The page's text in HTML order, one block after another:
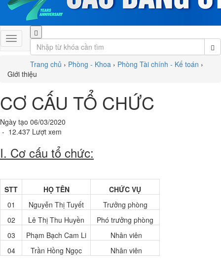
Trang chủ › Phòng - Khoa › Phòng Tài chính - Kế toán ›
Giới thiệu
CƠ CẤU TỔ CHỨC
Ngày tạo 06/03/2020
- 12.437 Lượt xem
I. Cơ cấu tổ chức:
STT HỌ TÊN
CHỨC VỤ
01
Nguyễn Thị Tuyết
Trưởng phòng
02
Lê Thị Thu Huyền
Phó trưởng phòng
03
Phạm Bạch Cam Li
Nhân viên
04
Trần Hồng Ngọc Nhân viên